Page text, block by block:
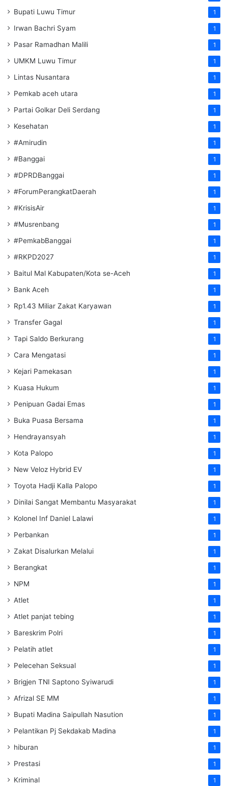
Bupati Luwu Timur 1
Irwan Bachri Syam 1
Pasar Ramadhan Malili 1
UMKM Luwu Timur 1
Lintas Nusantara 1
Pemkab aceh utara 1
Partai Golkar Deli Serdang 1
Kesehatan 1
#Amirudin 1
#Banggai 1
#DPRDBanggai 1
#ForumPerangkatDaerah 1
#KrisisAir 1
#Musrenbang 1
#PemkabBanggai 1
#RKPD2027 1
Baitul Mal Kabupaten/Kota se-Aceh 1
Bank Aceh 1
Rp1.43 Miliar Zakat Karyawan 1
Transfer Gagal 1
Tapi Saldo Berkurang 1
Cara Mengatasi 1
Kejari Pamekasan 1
Kuasa Hukum 1
Penipuan Gadai Emas 1
Buka Puasa Bersama 1
Hendrayansyah 1
Kota Palopo 1
New Veloz Hybrid EV 1
Toyota Hadji Kalla Palopo 1
Dinilai Sangat Membantu Masyarakat 1
Kolonel Inf Daniel Lalawi 1
Perbankan 1
Zakat Disalurkan Melalui 1
Berangkat 1
NPM 1
Atlet 1
Atlet panjat tebing 1
Bareskrim Polri 1
Pelatih atlet 1
Pelecehan Seksual 1
Brigjen TNI Saptono Syiwarudi 1
Afrizal SE MM 1
Bupati Madina Saipullah Nasution 1
Pelantikan Pj Sekdakab Madina 1
hiburan 1
Prestasi 1
Kriminal 1